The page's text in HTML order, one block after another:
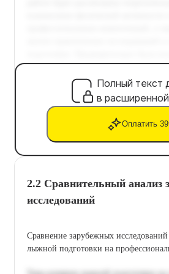
Полный текст
в
Оплатить
2.2 Сравнительный анализ
исследований
Сравнение зарубежных
лыжной подготовки на